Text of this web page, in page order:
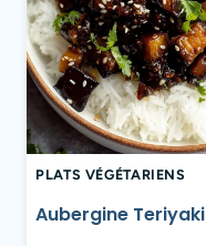
PLATS VÉGÉTARIENS
Aubergine Teriyaki